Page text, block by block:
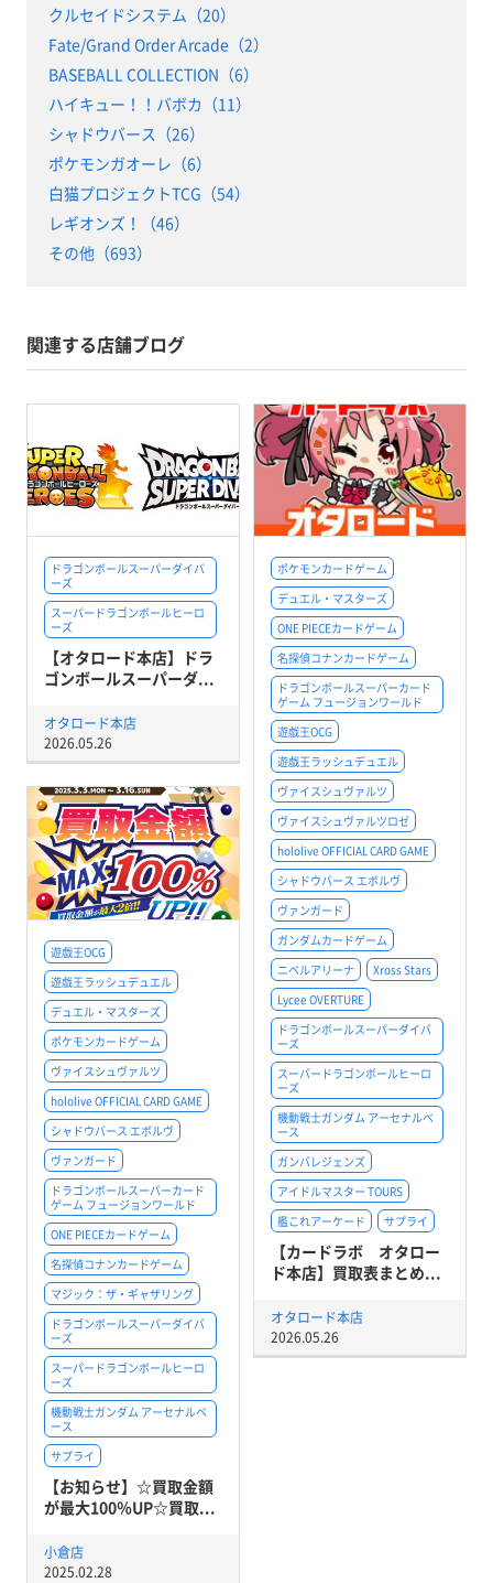
クルセイドシステム（20）
Fate/Grand Order Arcade（2）
BASEBALL COLLECTION（6）
ハイキュー！！バボカ（11）
シャドウバース（26）
ポケモンガオーレ（6）
白猫プロジェクトTCG（54）
レギオンズ！（46）
その他（693）
関連する店舗ブログ
ドラゴンボールスーパーダイバ
ーズ
スーパードラゴンボールヒーロ
ーズ
【オタロード本店】ドラ
ゴンボールスーパーダ...
オタロード本店
2026.05.26
ポケモンカードゲーム
デュエル・マスターズ
ONE PIECEカードゲーム
名探偵コナンカードゲーム
ドラゴンボールスーパーカード
ゲーム フュージョンワールド
遊戯王OCG
遊戯王ラッシュデュエル
ヴァイスシュヴァルツ
ヴァイスシュヴァルツロゼ
hololive OFFICIAL CARD GAME
シャドウバース エボルヴ
ヴァンガード
ガンダムカードゲーム
ニベルアリーナ
Xross Stars
Lycee OVERTURE
ドラゴンボールスーパーダイバ
ーズ
スーパードラゴンボールヒーロ
ーズ
機動戦士ガンダム アーセナルベ
ース
ガンバレジェンズ
アイドルマスター TOURS
艦これアーケード
サプライ
【カードラボ オタロー
ド本店】買取表まとめ...
オタロード本店
2026.05.26
遊戯王OCG
遊戯王ラッシュデュエル
デュエル・マスターズ
ポケモンカードゲーム
ヴァイスシュヴァルツ
hololive OFFICIAL CARD GAME
シャドウバース エボルヴ
ヴァンガード
ドラゴンボールスーパーカード
ゲーム フュージョンワールド
ONE PIECEカードゲーム
名探偵コナンカードゲーム
マジック：ザ・ギャザリング
ドラゴンボールスーパーダイバ
ーズ
スーパードラゴンボールヒーロ
ーズ
機動戦士ガンダム アーセナルベ
ース
サプライ
【お知らせ】☆買取金額
が最大100％UP☆買取...
小倉店
2025.02.28